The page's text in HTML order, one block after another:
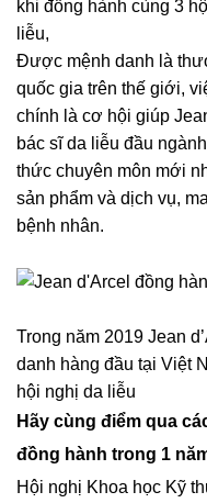
khi đồng hành cùng 3
liễu,
Được mệnh danh là
quốc gia trên thế giới,
chính là cơ hội giúp
bác sĩ da liễu đầu
thức chuyên môn mới
sản phẩm và dịch vụ,
bệnh nhân.
Trong năm 2019 Jean
danh hàng đầu tại Việt
hội nghị da liễu
Hãy cùng điểm qua
đồng hành trong 1
Hội nghị Khoa học Kỹ